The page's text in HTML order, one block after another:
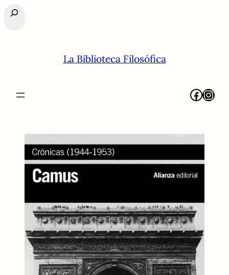
Buscar
La Biblioteca Filosófica
Facebook Instagram